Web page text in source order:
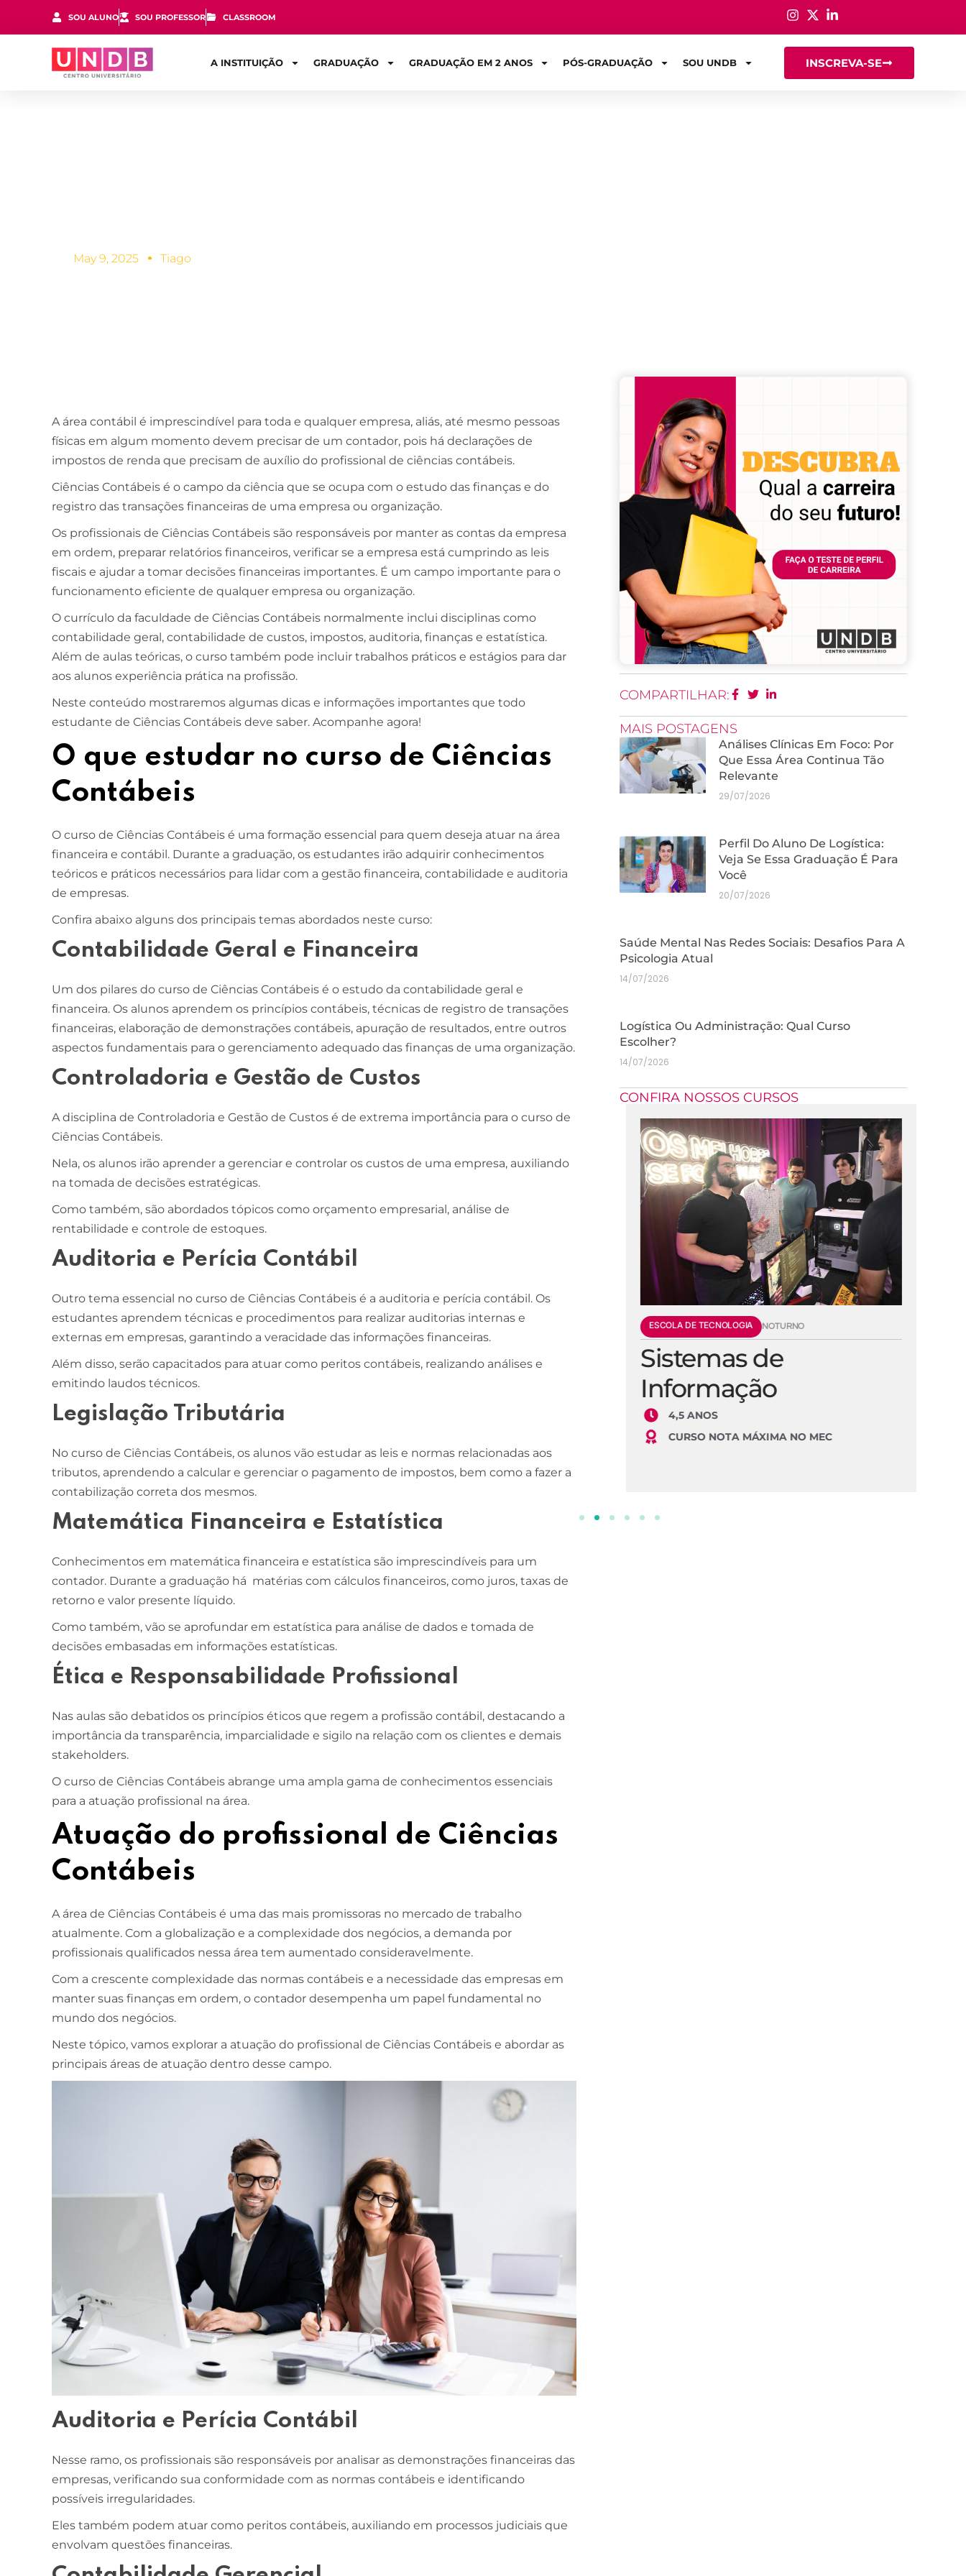
SOU ALUNO SOU PROFESSOR CLASSROOM
A INSTITUIÇÃO GRADUAÇÃO GRADUAÇÃO EM 2 ANOS PÓS-GRADUAÇÃO SOU UNDB INSCREVA-SE
May 9, 2025 Tiago
A área contábil é imprescindível para toda e qualquer empresa, aliás, até mesmo pessoas
físicas em algum momento devem precisar de um contador, pois há declarações de
impostos de renda que precisam de auxílio do profissional de ciências contábeis.
Ciências Contábeis é o campo da ciência que se ocupa com o estudo das finanças e do
registro das transações financeiras de uma empresa ou organização.
Os profissionais de Ciências Contábeis são responsáveis por manter as contas da empresa
em ordem, preparar relatórios financeiros, verificar se a empresa está cumprindo as leis
fiscais e ajudar a tomar decisões financeiras importantes. É um campo importante para o
funcionamento eficiente de qualquer empresa ou organização.
O currículo da faculdade de Ciências Contábeis normalmente inclui disciplinas como
contabilidade geral, contabilidade de custos, impostos, auditoria, finanças e estatística.
Além de aulas teóricas, o curso também pode incluir trabalhos práticos e estágios para dar
aos alunos experiência prática na profissão.
Neste conteúdo mostraremos algumas dicas e informações importantes que todo
estudante de Ciências Contábeis deve saber. Acompanhe agora!
O que estudar no curso de Ciências
Contábeis
O curso de Ciências Contábeis é uma formação essencial para quem deseja atuar na área
financeira e contábil. Durante a graduação, os estudantes irão adquirir conhecimentos
teóricos e práticos necessários para lidar com a gestão financeira, contabilidade e auditoria
de empresas.
Confira abaixo alguns dos principais temas abordados neste curso:
Contabilidade Geral e Financeira
Um dos pilares do curso de Ciências Contábeis é o estudo da contabilidade geral e
financeira. Os alunos aprendem os princípios contábeis, técnicas de registro de transações
financeiras, elaboração de demonstrações contábeis, apuração de resultados, entre outros
aspectos fundamentais para o gerenciamento adequado das finanças de uma organização.
Controladoria e Gestão de Custos
A disciplina de Controladoria e Gestão de Custos é de extrema importância para o curso de
Ciências Contábeis.
Nela, os alunos irão aprender a gerenciar e controlar os custos de uma empresa, auxiliando
na tomada de decisões estratégicas.
Como também, são abordados tópicos como orçamento empresarial, análise de
rentabilidade e controle de estoques.
Auditoria e Perícia Contábil
Outro tema essencial no curso de Ciências Contábeis é a auditoria e perícia contábil. Os
estudantes aprendem técnicas e procedimentos para realizar auditorias internas e
externas em empresas, garantindo a veracidade das informações financeiras.
Além disso, serão capacitados para atuar como peritos contábeis, realizando análises e
emitindo laudos técnicos.
Legislação Tributária
No curso de Ciências Contábeis, os alunos vão estudar as leis e normas relacionadas aos
tributos, aprendendo a calcular e gerenciar o pagamento de impostos, bem como a fazer a
contabilização correta dos mesmos.
Matemática Financeira e Estatística
Conhecimentos em matemática financeira e estatística são imprescindíveis para um
contador. Durante a graduação há matérias com cálculos financeiros, como juros, taxas de
retorno e valor presente líquido.
Como também, vão se aprofundar em estatística para análise de dados e tomada de
decisões embasadas em informações estatísticas.
Ética e Responsabilidade Profissional
Nas aulas são debatidos os princípios éticos que regem a profissão contábil, destacando a
importância da transparência, imparcialidade e sigilo na relação com os clientes e demais
stakeholders.
O curso de Ciências Contábeis abrange uma ampla gama de conhecimentos essenciais
para a atuação profissional na área.
Atuação do profissional de Ciências
Contábeis
A área de Ciências Contábeis é uma das mais promissoras no mercado de trabalho
atualmente. Com a globalização e a complexidade dos negócios, a demanda por
profissionais qualificados nessa área tem aumentado consideravelmente.
Com a crescente complexidade das normas contábeis e a necessidade das empresas em
manter suas finanças em ordem, o contador desempenha um papel fundamental no
mundo dos negócios.
Neste tópico, vamos explorar a atuação do profissional de Ciências Contábeis e abordar as
principais áreas de atuação dentro desse campo.
Auditoria e Perícia Contábil
Nesse ramo, os profissionais são responsáveis por analisar as demonstrações financeiras das
empresas, verificando sua conformidade com as normas contábeis e identificando
possíveis irregularidades.
Eles também podem atuar como peritos contábeis, auxiliando em processos judiciais que
envolvam questões financeiras.
COMPARTILHAR:
MAIS POSTAGENS
Análises Clínicas Em Foco: Por
Que Essa Área Continua Tão
Relevante
29/07/2026
Perfil Do Aluno De Logística:
Veja Se Essa Graduação É Para
Você
20/07/2026
Saúde Mental Nas Redes Sociais: Desafios Para A
Psicologia Atual
14/07/2026
Logística Ou Administração: Qual Curso
Escolher?
14/07/2026
CONFIRA NOSSOS CURSOS
ESCOLA DE NEGÓCIOS NOTURNO
Contábeis
4 ANOS
MELHOR CURSO PRIVADO DE SÃO LUÍS -
ENADE/MEC
ESCOLA DE NEGÓCIOS
Processos Gerenciais
ESCOLA DE TECNOLOGIA NOTURNO
Sistemas de
Informação
4,5 ANOS
CURSO NOTA MÁXIMA NO MEC